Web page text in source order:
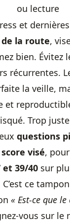
ou lecture
et
la route,
bien. Évitez
récurrentes.
la veille,
et
Trop
questions
score visé,
et 39/40 sur
ce
« Est-ce que
vous sur le